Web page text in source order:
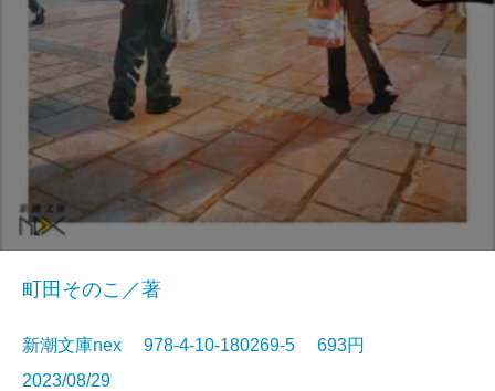
町田そのこ／著
新潮文庫nex 978-4-10-180269-5 693円
2023/08/29